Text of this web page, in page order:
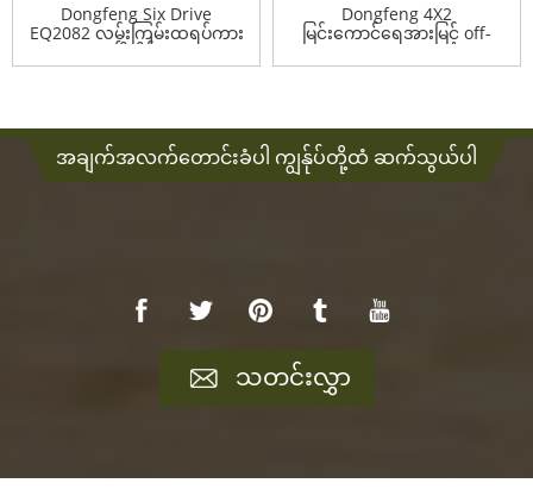
Dongfeng Six Drive
EQ2082 လမ်းကြမ်းထရပ်ကား
အမြီးပိုင်း...
Dongfeng 4X2
မြင်းကောင်ရေအားမြင့် off-
road chassis...
အချက်အလက်တောင်းခံပါ ကျွန်ုပ်တို့ထံ ဆက်သွယ်ပါ
သတင်းလွှာ